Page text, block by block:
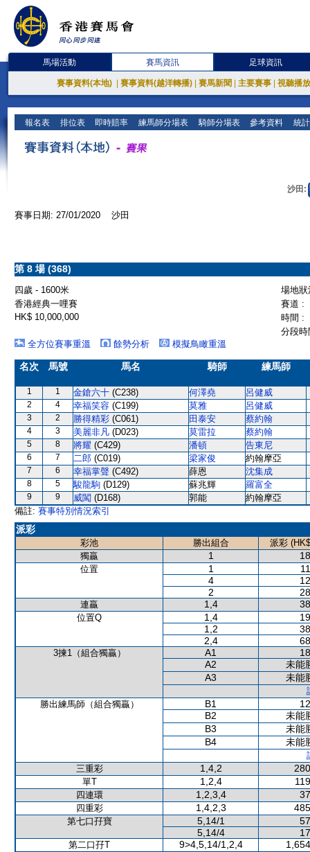
馬場活動 賽馬資訊 足球資訊
賽事資料(本地) 賽事資料(越洋轉播) 賽馬新聞 主要賽事 視聽播
報名表 排位表 即時賠率 練馬師分場表 騎師分場表 參考資料 統
沙田:
賽事日期: 27/01/2020 沙田
第 8 場 (368)
四歲 - 1600米
場地
香港經典一哩賽
賽道 :
HK$ 10,000,000
時間 :
分段
全方位賽事重溫
餘勢分析 模擬鳥瞰重溫
名次 馬號 馬名 騎師 練馬師
1 1 金鎗六十 (C238) 何澤堯 呂健威
2 4 幸福笑容 (C199) 莫雅 呂健威
3 2 勝得精彩 (C061) 田泰安 蔡約翰
4 3 美麗非凡 (D023) 莫雷拉 蔡約翰
5 8 將耀 (C429) 潘頓 告東尼
6 7 二郎 (C019) 梁家俊 約翰摩亞
7 6 幸福掌聲 (C492) 薛恩 沈集成
8 5 駿龍駒 (D129) 蘇兆輝 羅富全
9 9 威闖 (D168) 郭能
約翰摩亞
備註: 賽事特別情況索引
派彩
彩池 勝出組合
派彩
獨贏
1
位置 1
4
2
連贏 1,4
位置Q 1,4
1,2
2,4
3揀1（組合獨贏） A1
A2
未能
A3
未能
勝出練馬師（組合獨贏）
B1
B2
未能
B3
未能
B4
未能
三重彩
1,4,2
單T 1,2,4
四連環 1,2,3,4
四重彩 1,4,2,3
第七口孖寶 5,14/1
5,14/4
第二口孖T 9>4,5,14/1,2,4